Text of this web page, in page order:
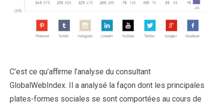
C’est ce qu’affirme l’analyse du consultant
GlobalWebIndex. Il a analysé la façon dont les principales
plates-formes sociales se sont comportées au cours de